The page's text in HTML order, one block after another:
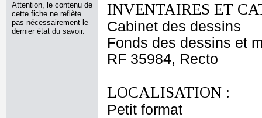
Attention, le contenu de
cette fiche ne reflète
pas nécessairement le
dernier état du savoir.
INVENTAIRES ET
Cabinet des dessins
Fonds des dessins et
RF 35984, Recto
LOCALISATION :
Petit format